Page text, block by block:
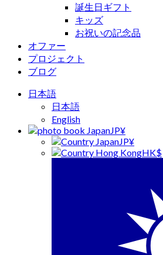
誕生日ギフト
キッズ
お祝いの記念品
オファー
プロジェクト
ブログ
日本語
日本語
English
JP¥
JP¥
HK$